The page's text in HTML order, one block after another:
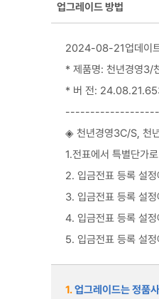
업그레이드 방법
2024-08-21업데이
* 제품명: 천년경영3/
* 버 전:
◈ 천년경영3C/S, 천
1.전표에서 특별단가
2. 입금전표 등록 설
3. 입금전표 등록 설
4. 입금전표 등록 설
5. 입금전표 등록 설
1.업그레이드는 정품